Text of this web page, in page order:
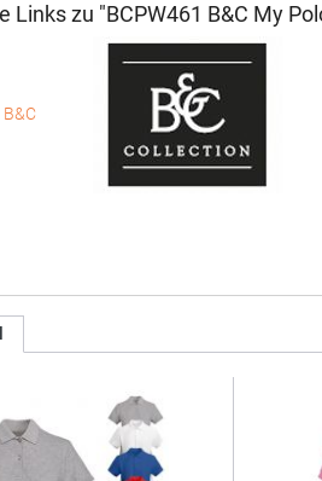
Links zu "BCPW461 B&C My